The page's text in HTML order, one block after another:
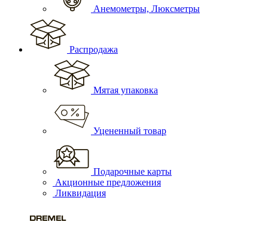
Анемометры, Люксметры
Распродажа
Мятая упаковка
Уцененный товар
Подарочные карты
Акционные предложения
Ликвидация